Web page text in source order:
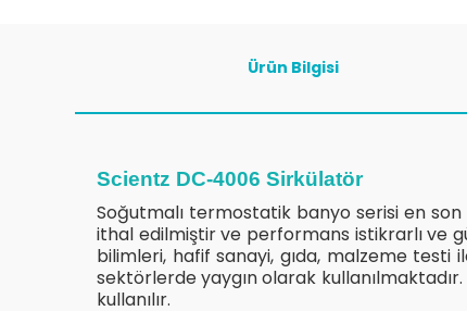
Ürün Bilgisi
Scientz DC-4006 Sirkülatör
Soğutmalı termostatik banyo serisi en
ithal edilmiştir ve performans istikrarlı ve
bilimleri, hafif sanayi, gıda, malzeme
sektörlerde yaygın olarak
kullanılır.